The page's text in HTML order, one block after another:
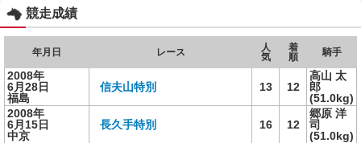
競走成績
年月日 レース
人
気
着
順
騎手
2008年
6月28日
福島
信夫山特別 13 12
高山 太
郎
(51.0kg)
2008年
6月15日
中京
長久手特別 16 12
郷原 洋
司
(51.0kg)